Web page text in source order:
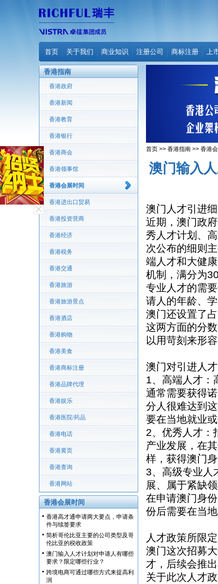
首页 关于我们 商业知识 注册公司 商标注册 上
香港指南
香港政府
香港新闻
香港教育
香港银行
香港商会
香港领事馆
香港会展时间
香港进出口贸易
香港投资营商
香港经济
香港税务
香港交通
香港旅游
香港旅游景点
香港酒店
香港购物
香港美食
香港商标注册
香港品牌代理
香港娱乐
香港医院/药品
香港电话
香港黄页
香港查询
香港网站
香港会展时间
香港高才通申请两大要点，申请条
件与续签要求
简析哥伦比亚主要的公司类型及哥
伦比亚的税收政策
澳门输入人才计划对申请人有哪些
要求？限定哪些行业？
跨境电商可通过哪些方式来提高利
润
首页 >> 香港指南 >> 香港
澳门输入
澳门人才引进
近期，澳门政
秀人才计划、
次公布的细则
端人才和大健
机制，满分为
专业人才的需
请人的年龄、
澳门还设置了
这两方面的分
以用苛刻来形
澳门对引进人
1、高端人才：
通常需要获得
分人很难达到
要在当地就业
2、优秀人才：
产业发展，在
样，获得澳门
3、高级专业人
展、属于紧缺
在申请澳门身
份后需要在当
人才政策所限
澳门这次招募
才，后续会推
关于此次人才